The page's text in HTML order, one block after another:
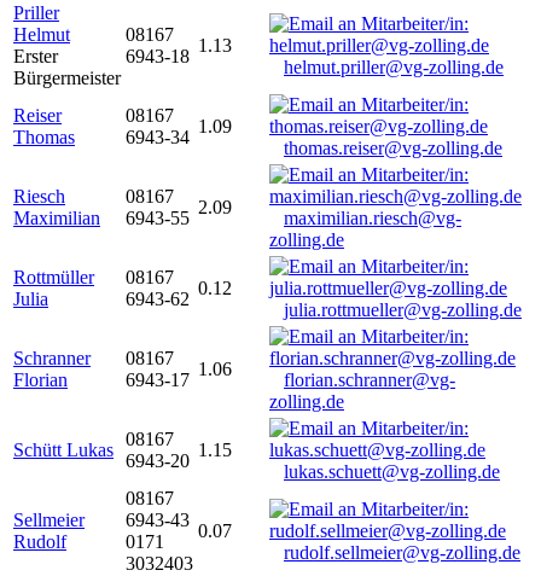
Priller
Helmut
Erster
Bürgermeister
08167
6943-18
1.13
helmut.priller@vg-zolling.de
Reiser
Thomas
08167
6943-34
1.09
thomas.reiser@vg-zolling.de
Riesch
Maximilian
08167
6943-55
2.09
maximilian.riesch@vg-
zolling.de
Rottmüller
Julia
08167
6943-62
0.12
julia.rottmueller@vg-zolling.de
Schranner
Florian
08167
6943-17
1.06
florian.schranner@vg-
zolling.de
Schütt Lukas
08167
6943-20
1.15
lukas.schuett@vg-zolling.de
Sellmeier
Rudolf
08167
6943-43
0171
3032403
0.07
rudolf.sellmeier@vg-zolling.de